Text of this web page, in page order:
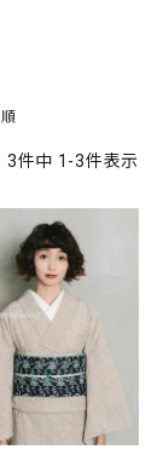
秋
3件中 1 -3件表示